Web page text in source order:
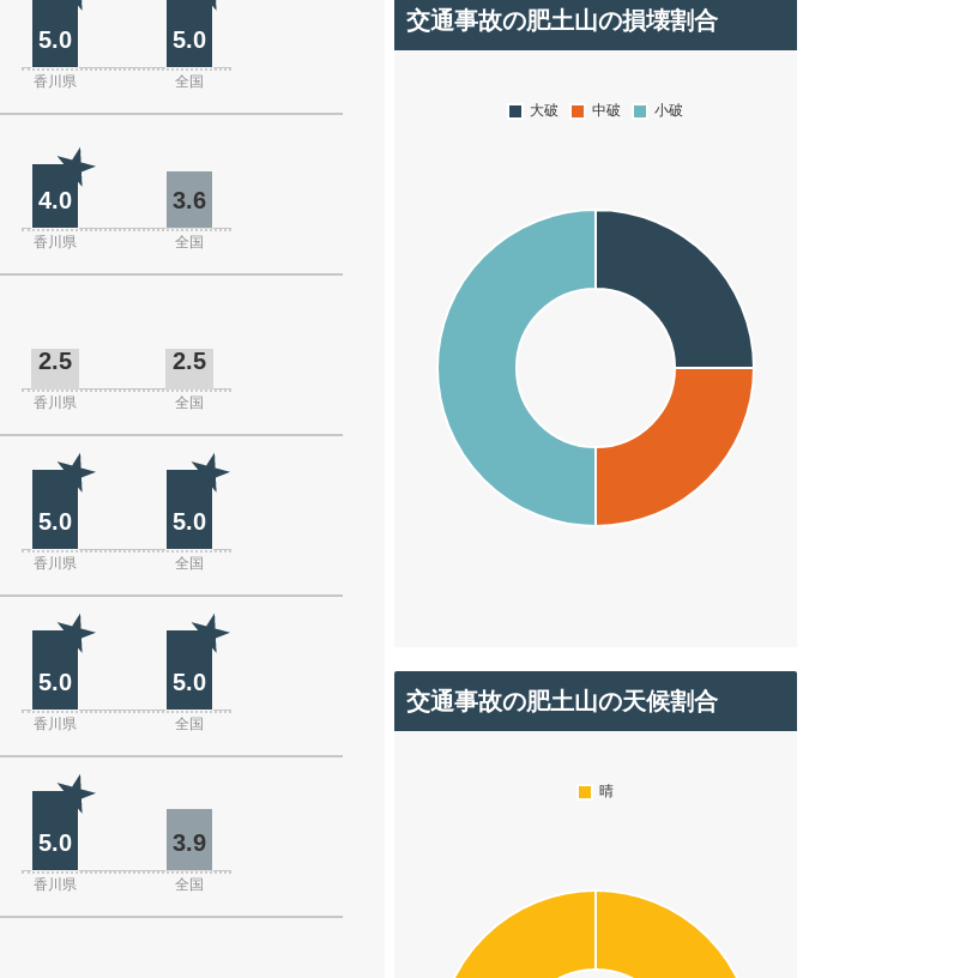
5.0 5.0
香川県 全国
4.0 3.6
香川県 全国
2.5 2.5
香川県 全国
5.0 5.0
香川県 全国
5.0 5.0
香川県 全国
5.0 3.9
香川県 全国
交通事故の肥土山の損壊割合
交通事故の肥土山の天候割合